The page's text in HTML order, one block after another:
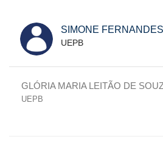
SIMONE
UEPB
GLÓRIA MARIA LEITÃO DE
UEPB